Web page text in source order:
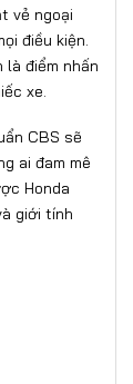
vẻ ngoại
điều kiện.
là điểm nhấn
xe.
CBS sẽ
ai đam mê
Honda
giới tính